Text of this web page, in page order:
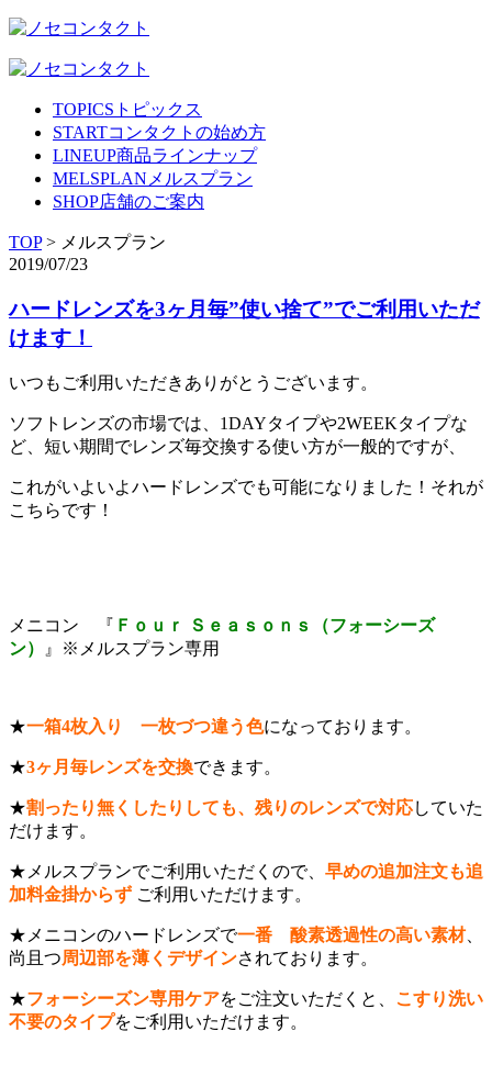
TOPICS トピックス
STARTコンタクトの始め方
LINEUP商品ラインナップ
MELSPLAN メルスプラン
SHOP店舗のご案内
TOP> メルスプラン
2019/07/23
ハードレンズを3ヶ月毎”使い捨て”でご利用いただ
けます！
いつもご利用いただきありがとうございます。
ソフトレンズの市場では、1DAYタイプや2WEEKタイプな
ど、短い期間でレンズ毎交換する使い方が一般的ですが、
これがいよいよハードレンズでも可能になりました！それが
こちらです！
メニコン 『 Ｆｏｕｒ Ｓｅａｓｏｎｓ（フォーシーズ
ン）
』※メルスプラン専用
★一箱4枚入り 一枚づつ違う色になっております。
★3ヶ月毎レンズを交換できます。
★割ったり無くしたりしても、残りのレンズで対応していた
だけます。
★メルスプランでご利用いただくので、 早めの追加注文も追
加料金掛からず ご利用いただけます。
★メニコンのハードレンズで一番 酸素透過性の高い素材、
尚且つ周辺部を薄くデザインされております。
★フォーシーズン専用ケアをご注文いただくと、 こすり洗い
不要のタイプをご利用いただけます。